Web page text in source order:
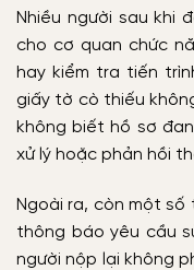
Nhiều người sau khi
cho cơ quan chức
hay kiểm tra tiến
giấy tờ cò thiếu
không biết hồ sơ
xử lý hoặc phản hồi
Ngoài ra, còn một
thông báo yêu cầu
người nộp lại không